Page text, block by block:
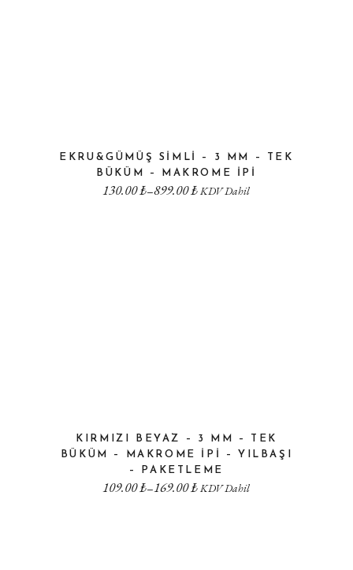
EKRU&GÜMÜŞ SIMLI – 3 MM – TEK
BÜKÜM – MAKROME IPI
130.00₺–899.00₺KDV Dahil
KIRMIZI BEYAZ – 3 MM – TEK
BÜKÜM – MAKROME IPI – YILBAŞI
– PAKETLEME
109.00₺–169.00₺KDV Dahil